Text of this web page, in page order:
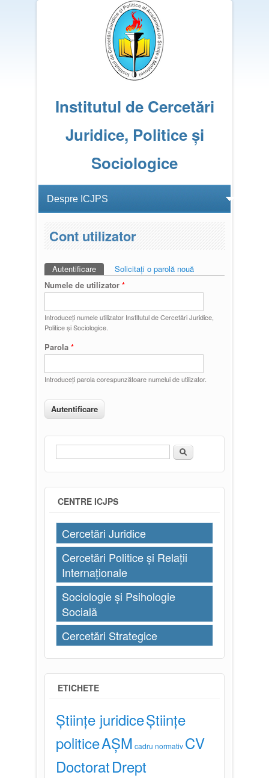
Institutul de Cercetări
Juridice, Politice și
Sociologice
Cont utilizator
Taburi primare
Autentificare(tab activ)Solicitaţi o parolă nouă
Numele de utilizator *
Introduceţi numele utilizator Institutul de Cercetări Juridice,
Politice și Sociologice.
Parola *
Introduceţi parola corespunzătoare numelui de utilizator.
Formular de căutare
Căutare
CENTRE ICJPS
Cercetări Juridice
Cercetări Politice și Relații
Internaționale
Sociologie și Psihologie
Socială
Cercetări Strategice
ETICHETE
Științe juridiceȘtiințe
politiceAȘM cadru normativ CV
DoctoratDrept